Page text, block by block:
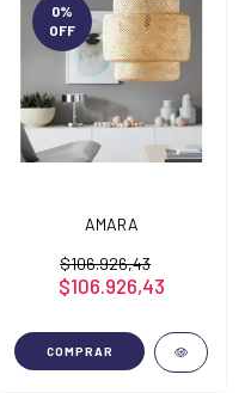
0%
OFF
AMARA
$106.926,43
$106.926,43
COMPRAR